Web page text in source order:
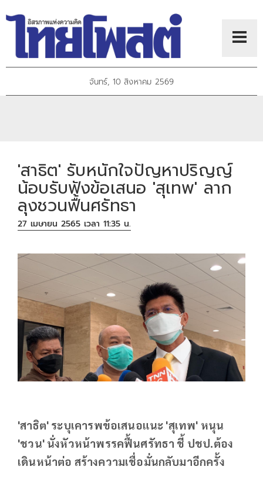
จันทร์, 10 สิงหาคม 2569
'สาธิต' รับหนักใจปัญหาปริญญ์
น้อบรับฟังข้อเสนอ 'สุเทพ' ลาก
ลุงชวนฟื้นศรัทธา
27 เมษายน 2565 เวลา 11:35 น.
'สาธิต' ระบุเคารพข้อเสนอแนะ 'สุเทพ' หนุน
'ชวน' นั่งหัวหน้าพรรคฟื้นศรัทธา ชี้ ปชป.ต้อง
เดินหน้าต่อ สร้างความเชื่อมั่นกลับมาอีกครั้ง